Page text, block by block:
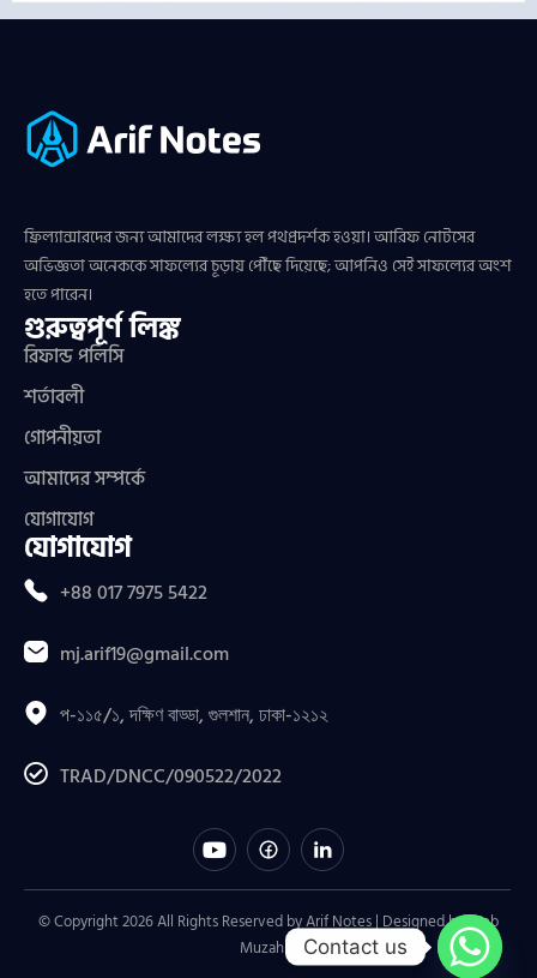
ফ্রিল্যান্সারদের জন্য আমাদের লক্ষ্য হল পথপ্রদর্শক হওয়া। আরিফ নোটসের
অভিজ্ঞতা অনেককে সাফল্যের চূড়ায় পৌঁছে দিয়েছে; আপনিও সেই সাফল্যের অংশ
হতে পারেন।
গুরুত্বপূর্ণ লিঙ্ক
রিফান্ড পলিসি
শর্তাবলী
গোপনীয়তা
আমাদের সম্পর্কে
যোগাযোগ
যোগাযোগ
+88 017 7975 5422
mj.arif19@gmail.com
প-১১৫/১, দক্ষিণ বাড্ডা, গুলশান, ঢাকা-১২১২
TRAD/DNCC/090522/2022
© Copyright 2026 All Rights Reserved by Arif Notes | Designed byWeb
Muzahid
Contact us